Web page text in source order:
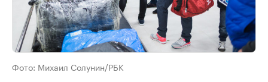
Фото: Михаил Солунин/РБК